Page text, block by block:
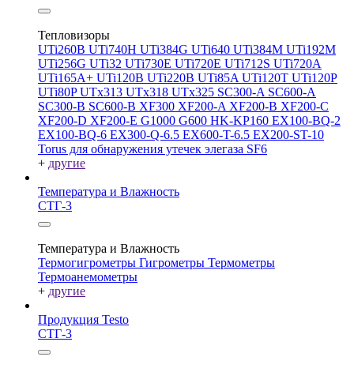
Тепловизоры
UTi260В UTi740H UTi384G UTi640 UTi384M UTi192M
UTi256G UTi32 UTi730E UTi720E UTi712S UTi720A
UTi165A+ UTi120B UTi220B UTi85A UTi120T UTi120P
UTi80PUTx313 UTx318 UTx325 SC300-A SC600-A
SC300-B SC600-B XF300 XF200-A XF200-B XF200-C
XF200-D XF200-E G1000 G600 HK-KP160 EX100-BQ-2
EX100-BQ-6 EX300-Q-6.5 EX600-T-6.5 EX200-ST-10
Torus для обнаружения утечек элегаза SF6
+ другие
Температура и Влажность
СТГ-3
Температура и Влажность
Термогигрометры Гигрометры Термометры
Термоанемометры
+ другие
Продукция Testo
СТГ-3